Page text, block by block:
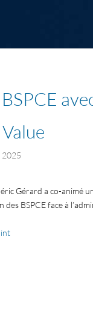
2025
Gérard a co-animé
BSPCE face à